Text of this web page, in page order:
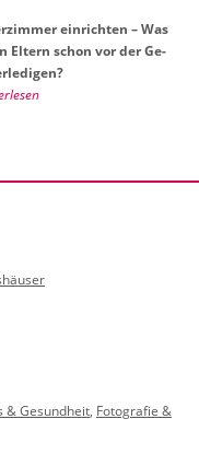
ein­rich­ten – Was
El­tern schon vor der Ge­
& Gesundheit, Fotografie &